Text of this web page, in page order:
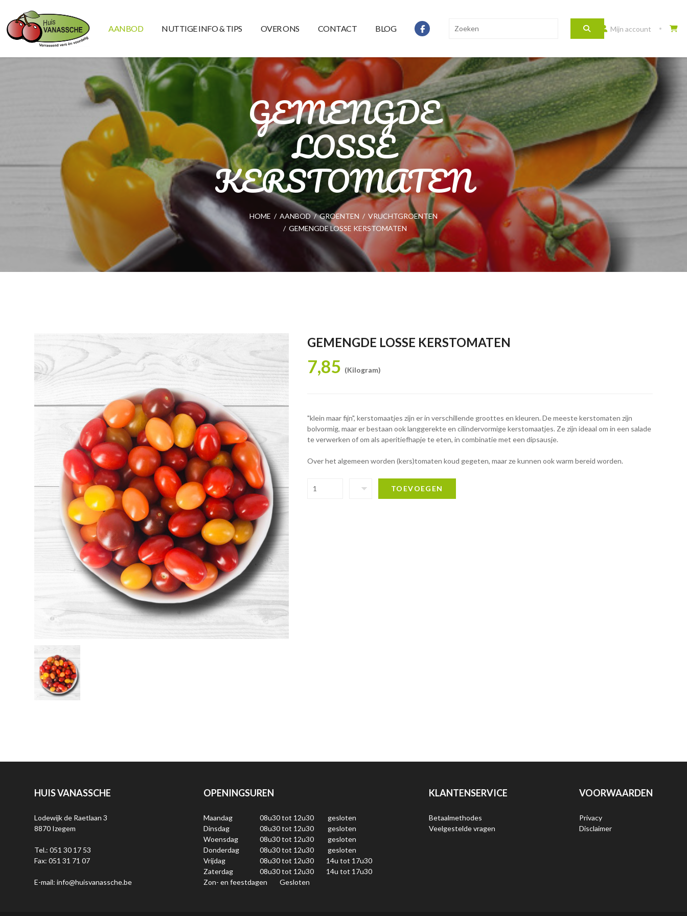
AANBOD NUTTIGE INFO & TIPS OVER ONS CONTACT BLOG Mijn account
GEMENGDE
LOSSE
KERSTOMATEN
HOME / AANBOD / GROENTEN / VRUCHTGROENTEN
/ GEMENGDE LOSSE KERSTOMATEN
GEMENGDE LOSSE KERSTOMATEN
7,85 (Kilogram)
"klein maar fijn", kerstomaatjes zijn er in verschillende groottes en kleuren. De meeste kerstomaten zijn
bolvormig, maar er bestaan ook langgerekte en cilindervormige kerstomaatjes. Ze zijn ideaal om in een salade
te verwerken of om als aperitiefhapje te eten, in combinatie met een dipsausje.
Over het algemeen worden (kers)tomaten koud gegeten, maar ze kunnen ook warm bereid worden.
TOEVOEGEN
HUIS VANASSCHE
Lodewijk de Raetlaan 3
8870 Izegem
Tel.: 051 30 17 53
Fax: 051 31 71 07
E-mail: info@huisvanassche.be
OPENINGSUREN
Maandag 08u30 tot 12u30
gesloten
Dinsdag
08u30 tot 12u30
gesloten
Woensdag
08u30 tot 12u30
gesloten
Donderdag
08u30 tot 12u30
gesloten
Vrijdag
08u30 tot 12u30
14u tot 17u30
Zaterdag
08u30 tot 12u30
14u tot 17u30
Zon- en feestdagen
Gesloten
KLANTENSERVICE
Betaalmethodes
Veelgestelde vragen
VOORWAARDEN
Privacy
Disclaimer